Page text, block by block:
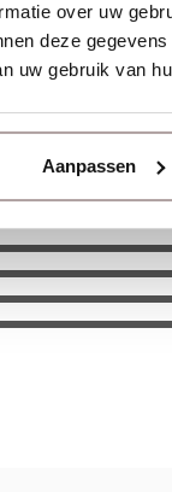
over uw
deze
uw gebruik van
Aanpassen